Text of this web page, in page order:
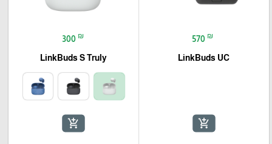
570 ₪
LinkBuds UC
add_shopping_cart
300 ₪
LinkBuds S Truly
add_shopping_cart